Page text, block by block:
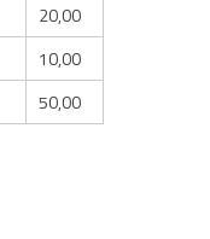
20,00
10,00
50,00